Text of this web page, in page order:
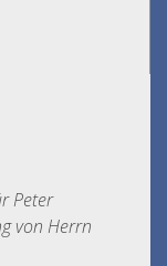
Peter
von Herrn